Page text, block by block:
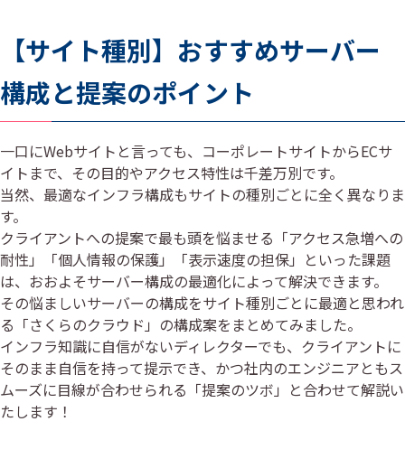
【サイト種別】おすすめサーバー
構成と提案のポイント
一口にWebサイトと言っても、コーポレートサイトからECサ
イトまで、その目的やアクセス特性は千差万別です。
当然、最適なインフラ構成もサイトの種別ごとに全く異なりま
す。
クライアントへの提案で最も頭を悩ませる「アクセス急増への
耐性」「個人情報の保護」「表示速度の担保」といった課題
は、おおよそサーバー構成の最適化によって解決できます。
その悩ましいサーバーの構成をサイト種別ごとに最適と思われ
る「さくらのクラウド」の構成案をまとめてみました。
インフラ知識に自信がないディレクターでも、クライアントに
そのまま自信を持って提示でき、かつ社内のエンジニアともス
ムーズに目線が合わせられる「提案のツボ」と合わせて解説い
たします！